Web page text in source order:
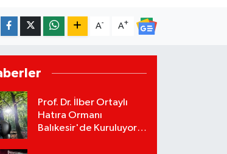
A- A+
Prof. Dr. İlber Ortaylı
Hatıra Ormanı
Balıkesir'de Kuruluyor!